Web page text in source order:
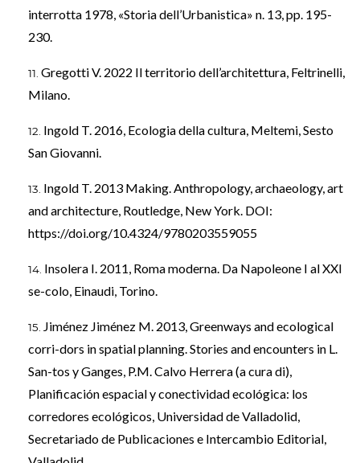
interrotta 1978, «Storia dell’Urbanistica» n. 13, pp. 195-
230.
Gregotti V. 2022 Il territorio dell’architettura, Feltrinelli,
Milano.
Ingold T. 2016, Ecologia della cultura, Meltemi, Sesto
San Giovanni.
Ingold T. 2013 Making. Anthropology, archaeology, art
and architecture, Routledge, New York. DOI:
https://doi.org/10.4324/9780203559055
Insolera I. 2011, Roma moderna. Da Napoleone I al XXI
se-colo, Einaudi, Torino.
Jiménez Jiménez M. 2013, Greenways and ecological
corri-dors in spatial planning. Stories and encounters in L.
San-tos y Ganges, P.M. Calvo Herrera (a cura di),
Planificación espacial y conectividad ecológica: los
corredores ecológicos, Universidad de Valladolid,
Secretariado de Publicaciones e Intercambio Editorial,